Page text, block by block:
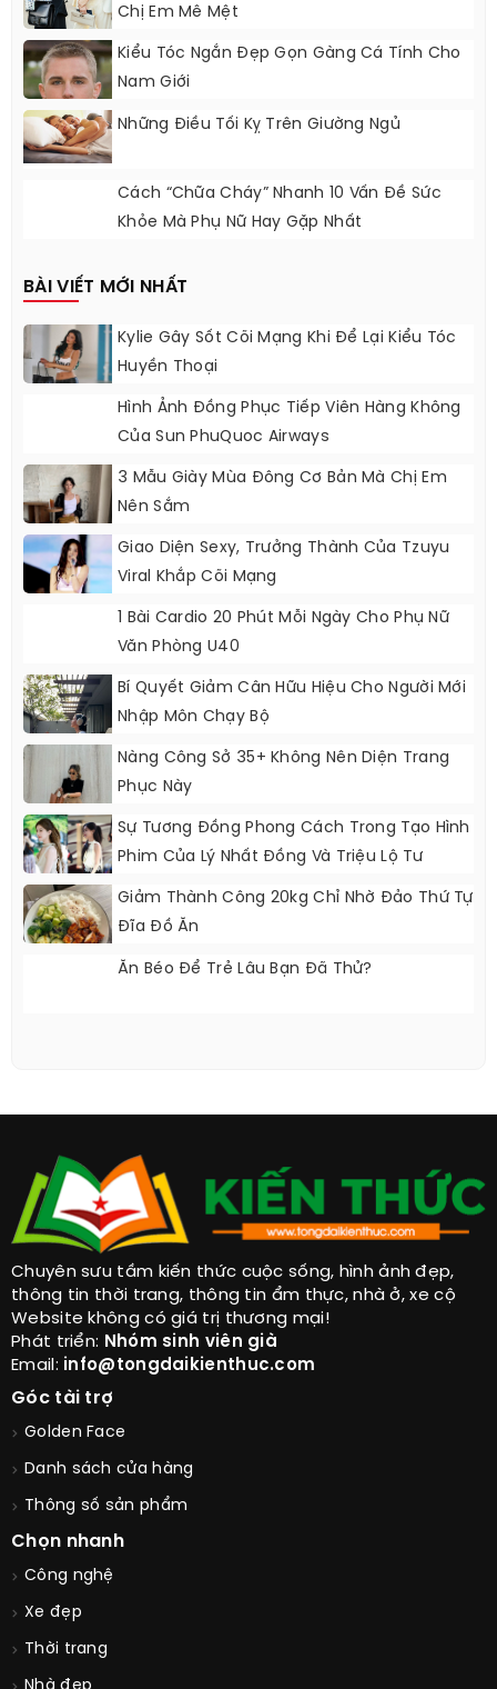
Chị Em Mê Mệt
Kiểu Tóc Ngắn Đẹp Gọn Gàng Cá Tính Cho
Nam Giới
Những Điều Tối Kỵ Trên Giường Ngủ
Cách “chữa Cháy” Nhanh 10 Vấn Đề Sức
Khỏe Mà Phụ Nữ Hay Gặp Nhất
BÀI VIẾT MỚI NHẤT
Kylie Gây Sốt Cõi Mạng Khi Để Lại Kiểu Tóc
Huyền Thoại
Hình Ảnh Đồng Phục Tiếp Viên Hàng Không
Của Sun PhuQuoc Airways
3 Mẫu Giày Mùa Đông Cơ Bản Mà Chị Em
Nên Sắm
Giao Diện Sexy, Trưởng Thành Của Tzuyu
Viral Khắp Cõi Mạng
1 Bài Cardio 20 Phút Mỗi Ngày Cho Phụ Nữ
Văn Phòng U40
Bí Quyết Giảm Cân Hữu Hiệu Cho Người Mới
Nhập Môn Chạy Bộ
Nàng Công Sở 35+ Không Nên Diện Trang
Phục Này
Sự Tương Đồng Phong Cách Trong Tạo Hình
Phim Của Lý Nhất Đồng Và Triệu Lộ Tư
Giảm Thành Công 20kg Chỉ Nhờ Đảo Thứ Tự
Đĩa Đồ Ăn
Ăn Béo Để Trẻ Lâu Bạn Đã Thử?
Chuyên sưu tầm kiến thức cuộc sống, hình ảnh đẹp,
thông tin thời trang, thông tin ẩm thực, nhà ở, xe cộ
Website không có giá trị thương mại!
Phát triển: Nhóm sinh viên già
Email: info@tongdaikienthuc.com
Góc tài trợ
Golden Face
Danh sách cửa hàng
Thông số sản phẩm
Chọn nhanh
Công nghệ
Xe đẹp
Thời trang